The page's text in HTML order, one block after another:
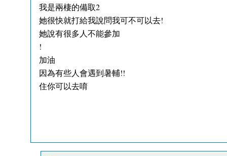
我是兩棲的備取2
她很快就打給我說問我可不可以去!
她說有很多人不能參加
!
加油
因為有些人會遇到暑輔!!
住你可以去唷